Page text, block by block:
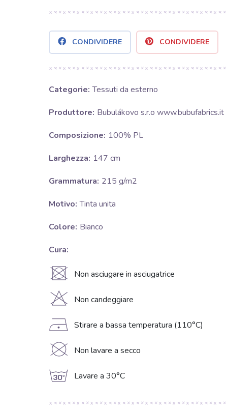
CONDIVIDERE CONDIVIDERE
Categorie: Tessuti da esterno
Produttore: Bubulákovo s.r.o www.bubufabrics.it
Composizione: 100% PL
Larghezza: 147 cm
Grammatura: 215 g/m2
Motivo: Tinta unita
Colore: Bianco
Cura:
U Non asciugare in asciugatrice
H Non candeggiare
D Stirare a bassa temperatura (110°C)
K Non lavare a secco
g Lavare a 30°C